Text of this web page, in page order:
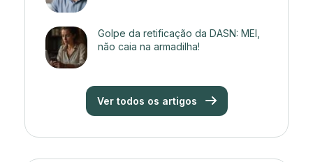
Golpe da retificação da DASN: MEI,
não caia na armadilha!
Ver todos os artigos